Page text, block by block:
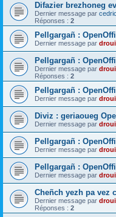
Difazier brezhoneg
Dernier message par cedric
Réponses : 2
Pellgargañ :
Dernier message par
Pellgargañ :
Dernier message par
Réponses : 2
Pellgargañ :
Dernier message par
Diviz : geriaoueg
Dernier message par
Pellgargañ :
Dernier message par
Pellgargañ :
Dernier message par
Cheñch yezh pa vez
Dernier message par
Réponses : 2